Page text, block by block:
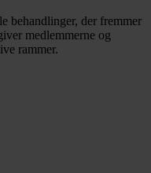
behandlinger, der fremmer
medlemmerne og
rammer.